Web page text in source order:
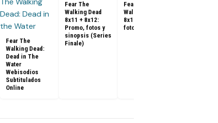
Fear The
Walking Dead:
Dead in The
Water
Webisodios
Subtitulados
Online
Fear The
Walking Dead
8x11 + 8x12:
Promo, fotos y
sinopsis (Series
Finale)
Fear The
Walking Dead
8x10: Promo,
fotos y sinopsis